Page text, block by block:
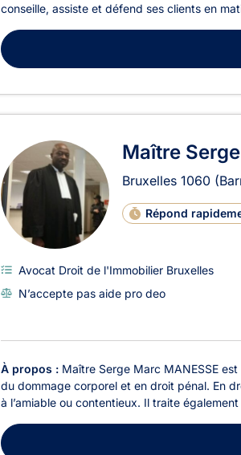
conseille, assiste et défend ses clients en
Maître
Bruxelles 1060
Répond
Avocat Droit de l'Immobilier Bruxelles
N’accepte pas aide pro deo
À propos : Maître Serge Marc MANESSE
du dommage corporel et en droit pénal. En
à l’amiable ou contentieux. Il traite